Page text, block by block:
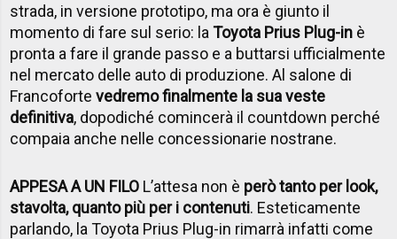
strada, in versione prototipo, ma ora è giunto il
momento di fare sul serio: laToyota Prius Plug-in è
pronta a fare il grande passo e a buttarsi ufficialmente
nel mercato delle auto di produzione. Al salone di
Francofortevedremo finalmente la sua veste
definitiva, dopodiché comincerà il countdown perché
compaia anche nelle concessionarie nostrane.
APPESA A UN FILO L’attesa non è però tanto per look,
stavolta, quanto più per i contenuti. Esteticamente
parlando, la Toyota Prius Plug-in rimarrà infatti come